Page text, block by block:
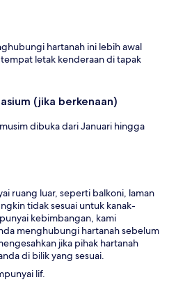
hartanah ini lebih awal
letak kenderaan di tapak
(jika berkenaan)
dibuka dari Januari hingga
ruang luar, seperti balkoni, laman
tidak sesuai untuk kanak-
kebimbangan, kami
menghubungi hartanah sebelum
jika pihak hartanah
di bilik yang sesuai.
lif.